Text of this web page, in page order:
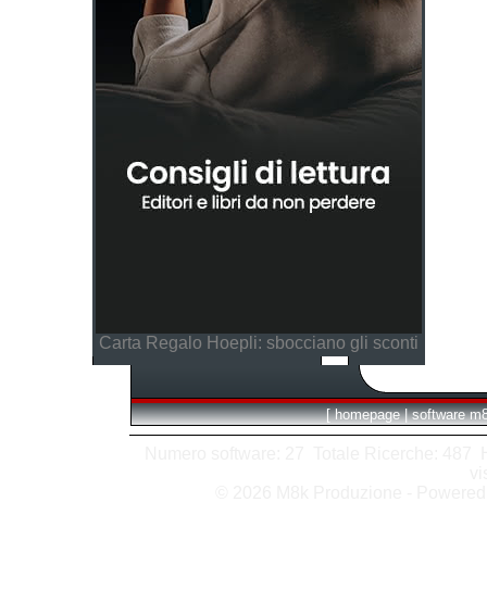
Carta Regalo Hoepli: sbocciano gli sconti
[ homepage | software